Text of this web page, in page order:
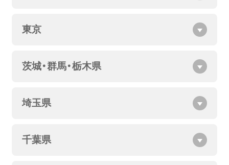
東京
茨城・群馬・栃木県
埼玉県
千葉県